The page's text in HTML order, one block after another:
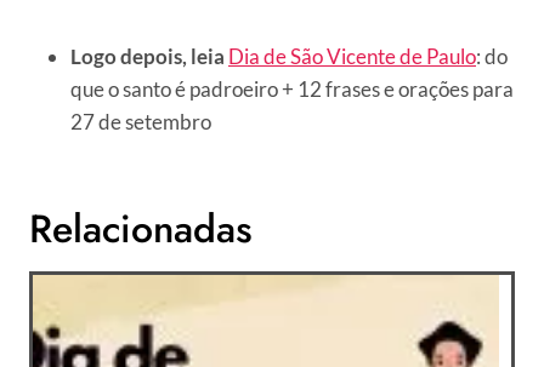
Logo depois, leia Dia de São Vicente de Paulo: do
que o santo é padroeiro + 12 frases e orações para
27 de setembro
Relacionadas